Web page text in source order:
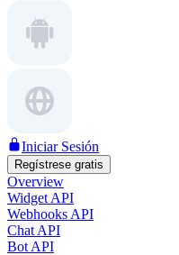
Iniciar Sesión
Regístrese gratis
Overview
Widget API
Webhooks API
Chat API
Bot API